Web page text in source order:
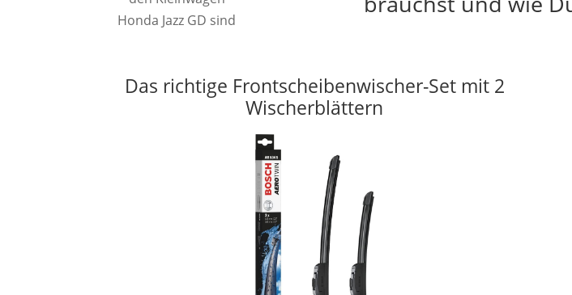
Honda Jazz GD sind
Das richtige Frontscheibenwischer-Set mit 2
Wischerblättern